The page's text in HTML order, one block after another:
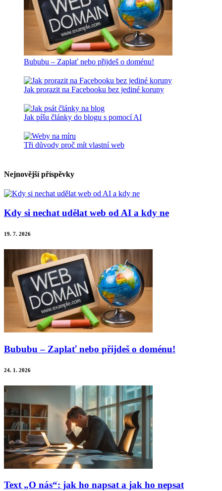
Bububu – Zaplať nebo přijdeš o doménu!
Jak prorazit na Facebooku bez jediné koruny
Jak píšu články do blogu s pomocí AI
Tři důvody proč mít vlastní web
Nejnovější příspěvky
Kdy si nechat udělat web od AI a kdy ne
19. 7. 2026
Bububu – Zaplať nebo přijdeš o doménu!
24. 1. 2026
Text „O nás“: jak ho napsat a jak ho nepsat